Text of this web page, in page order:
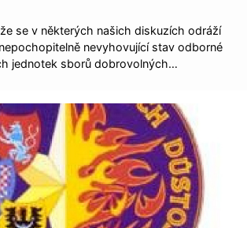
se v některých našich diskuzích odráží
nevyhovující stav odborné
jednotek sborů dobrovolných…